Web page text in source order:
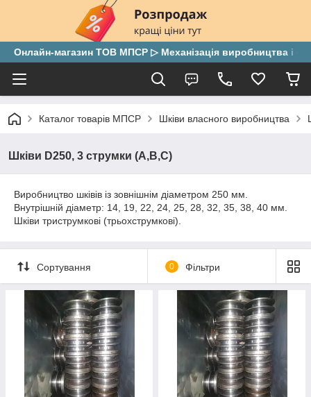
Онлайн-магазин ТОВ МПСР ▷ Механізація виробництва і
Каталог товарів МПСР Шківи власного виробництва
Шківи D250, 3 струмки (А,В,С)
Виробництво шківів із зовнішнім діаметром 250 мм.
Внутрішній діаметр: 14, 19, 22, 24, 25, 28, 32, 35, 38, 40 мм.
Шківи триструмкові (трьохструмкові).
Сортування 0 Фільтри